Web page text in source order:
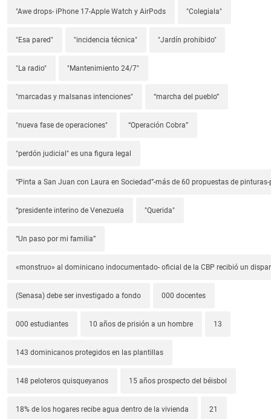
"Awe drops- iPhone 17-Apple Watch y AirPods "Colegiala"
"Esa pared" "incidencia técnica" "Jardín prohibido"
"La radio" "Mantenimiento 24/7"
"marcadas y malsanas intenciones" “marcha del pueblo”
"nueva fase de operaciones" “Operación Cobra”
"perdón judicial" es una figura legal
“Pinta a San Juan con Laura en Sociedad”-más de 60 propuestas de
“presidente interino de Venezuela "Querida"
“Un paso por mi familia”
«monstruo» al dominicano indocumentado- oficial de la CBP recibió un
(Senasa) debe ser investigado a fondo 000 docentes
000 estudiantes 10 años de prisión a un hombre 13
143 dominicanos protegidos en las plantillas
148 peloteros quisqueyanos 15 años prospecto del béisbol
18% de los hogares recibe agua dentro de la vivienda 21